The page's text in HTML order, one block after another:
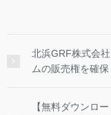
北浜GRF株式会
ムの販売権を確保
【無料ダウンロ